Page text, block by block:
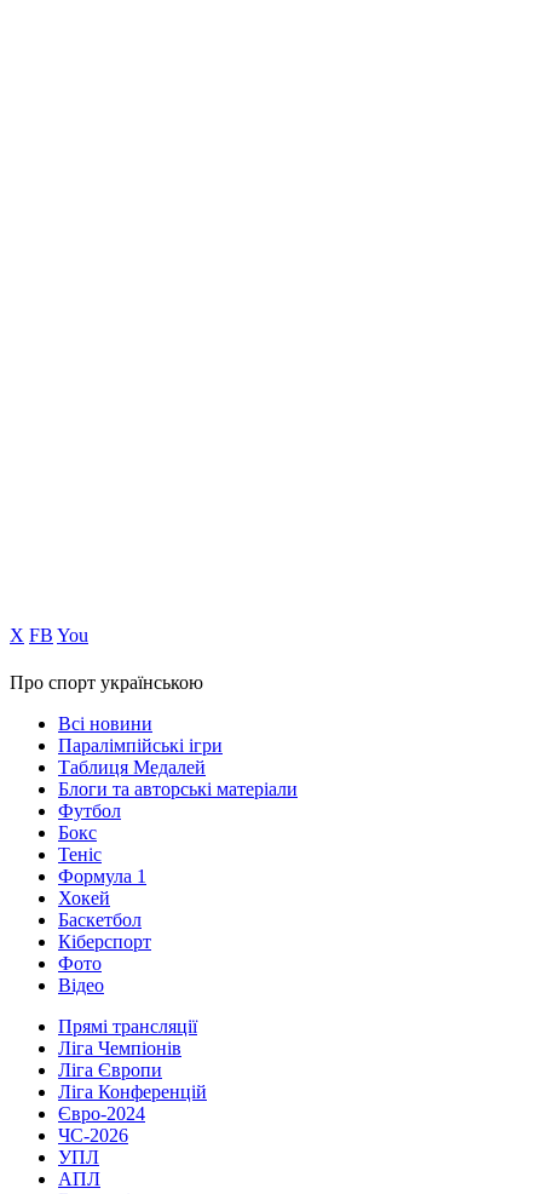
Х FB You
Про спорт українською
Всі новини
Паралімпійські ігри
Таблиця Медалей
Блоги та авторські матеріали
Футбол
Бокс
Теніс
Формула 1
Хокей
Баскетбол
Кіберспорт
Фото
Відео
Прямі трансляції
Ліга Чемпіонів
Ліга Європи
Ліга Конференцій
Євро-2024
ЧС-2026
УПЛ
АПЛ